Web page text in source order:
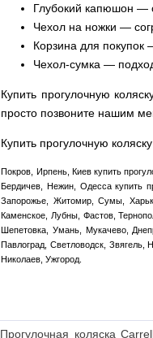
Глубокий капюшон —
Чехол на ножки —
Корзина для
Чехол-сумка —
Купить прогулочную
просто позвоните нашим
Купить прогулочную
Покров, Ирпень, Киев купить
Бердичев, Нежин, Одесса купить
Запорожье, Житомир, Сумы,
Каменское, Лубны, Фастов,
Шепетовка, Умань, Мукачево,
Павлоград, Светловодск, Звягель,
Николаев, Ужгород.
Прогулочная коляска